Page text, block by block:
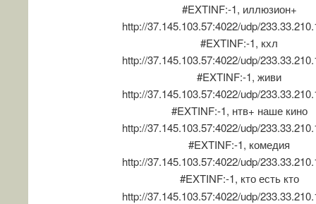
#EXTINF:-1, иллюзион+
http://37.145.103.57:4022/udp/
#EXTINF:-1, кхл
http://37.145.103.57:4022/udp/
#EXTINF:-1, живи
http://37.145.103.57:4022/udp/
#EXTINF:-1, нтв+ наше кино
http://37.145.103.57:4022/udp/
#EXTINF:-1, комедия
http://37.145.103.57:4022/udp/
#EXTINF:-1, кто есть кто
http://37.145.103.57:4022/udp/